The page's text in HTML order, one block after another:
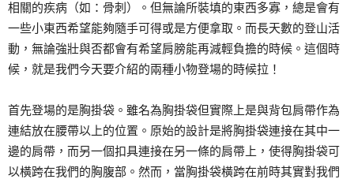
相關的疾病（如：骨刺）。但無論所裝填的東西多寡，總是會有
一些小東西希望能夠隨手可得或是方便拿取。而長天數的登山活
動，無論強壯與否都會有希望肩膀能再減輕負擔的時候。這個時
候，就是我們今天要介紹的兩種小物登場的時候拉！
首先登場的是胸掛袋。雖名為胸掛袋但實際上是與背包肩帶作為
連結放在腰帶以上的位置。原始的設計是將胸掛袋連接在其中一
邊的肩帶，而另一個扣具連接在另一條的肩帶上，使得胸掛袋可
以橫跨在我們的胸腹部。然而，當胸掛袋橫跨在前時其實對我們